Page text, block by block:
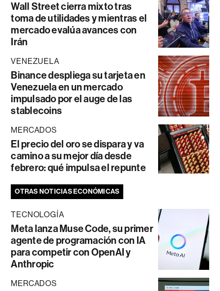
Wall Street cierra mixto tras
toma de utilidades y mientras el
mercado evalúa avances con
Irán
VENEZUELA
Binance despliega su tarjeta en
Venezuela en un mercado
impulsado por el auge de las
stablecoins
MERCADOS
El precio del oro se dispara y va
camino a su mejor día desde
febrero: qué impulsa el repunte
OTRAS NOTICIAS ECONÓMICAS
TECNOLOGÍA
Meta lanza Muse Code, su primer
agente de programación con IA
para competir con OpenAI y
Anthropic
MERCADOS